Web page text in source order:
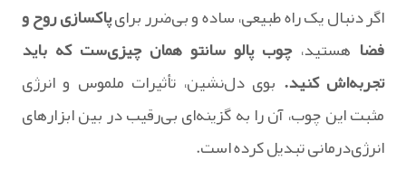
اگر دنبال یک راه طبیعی، ساده و بی‌ضرر برایپاکسازی روح و
فضا هستید،چوب پالو سانتو همان چیزی‌ست که باید
تجربه‌اش کنید. بوی دل‌نشین، تأثیرات ملموس و انرژی
مثبت این چوب، آن را به گزینه‌ای بی‌رقیب در بین ابزارهای
انرژی‌درمانی تبدیل کرده است.